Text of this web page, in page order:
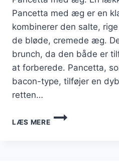
Pancetta med æg er en
kombinerer den salte,
de bløde, cremede æg.
brunch, da den både er
at forberede. Pancetta,
bacon-type, tilføjer en
retten…
LÆS MERE
PANCETTA
MED